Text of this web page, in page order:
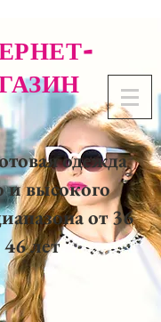
одежда
и высокого
от 36
лет